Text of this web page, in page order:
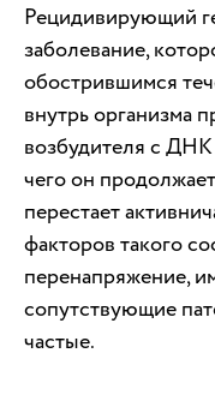
Рецидивирующий
заболевание,
обострившимся
внутрь организма
возбудителя с ДНК
чего он
перестает
факторов такого
перенапряжение,
сопутствующие
частые.